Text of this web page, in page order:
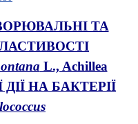
ТА
L., Achillea
ДІЇ НА БАКТЕРІЇ